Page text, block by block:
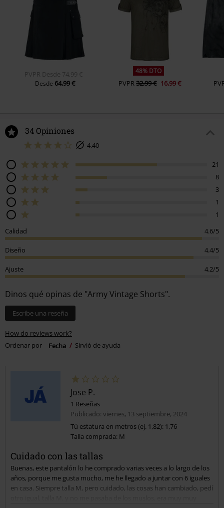
PVPR Desde 74,99 €
Desde 64,99 €
48% DTO
PVPR32,99 € 16,99 €
34 Opiniones
4,40
21
8
3
1
1
Calidad
4.6/5
Diseño 4.4/5
Ajuste 4.2/5
Dinos qué opinas de "Army Vintage Shorts".
Escribe una reseña
How do reviews work?
Ordenar por
Fecha Sirvió de ayuda
Jose P.
1 Reseñas
Publicado: viernes, 13 septiembre, 2024
Tú estatura en metros (ej. 1,82): 1,76
Talla comprada: M
Cuidado con las tallas
Buenas, este pantalón lo he comprado varias veces a lo largo de los
años, porque me gusta mucho, me he llegado a juntar con 6 iguales
en casa. Siempre talla M, pero cuidado, las cosas han cambiado, pedí